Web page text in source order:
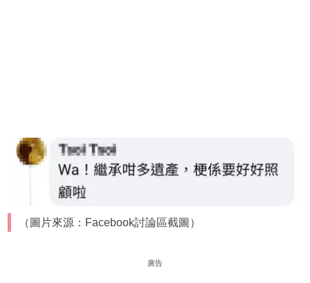
（圖片來源：Facebook討論區截圖）
廣告